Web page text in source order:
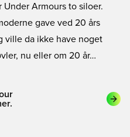
Armours to siloer.
gave ved 20 års
ville da ikke have noget
nu eller om 20 år…